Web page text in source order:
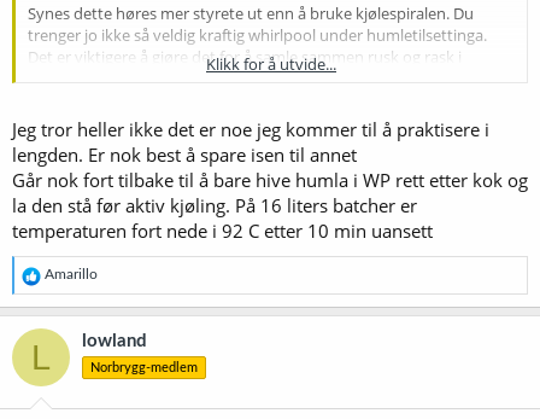
Synes dette høres mer styrete ut enn å bruke kjølespiralen. Du
trenger jo ikke så veldig kraftig whirlpool under humletilsettinga.
Det er viktigere å gjøre det for å samle sammen rusk og rask i
midten av kjelen når du har tatt ut kjøleren.
Klikk for å utvide...
Jeg tror heller ikke det er noe jeg kommer til å praktisere i
lengden. Er nok best å spare isen til annet
Går nok fort tilbake til å bare hive humla i WP rett etter kok og
la den stå før aktiv kjøling. På 16 liters batcher er
temperaturen fort nede i 92 C etter 10 min uansett
R
e
a
k
j
o
Amarillo
L lowland
Norbrygg-medlem